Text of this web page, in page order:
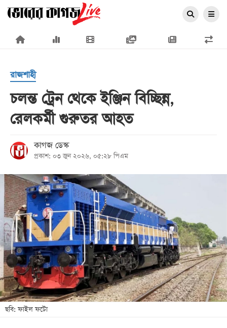
×
প্রচ্ছদ
জাতীয়
রাজনীতি
অর্থনীতি
আন্তর্জাতিক
সারাদেশ
খেলা
বিনোদন
লাইফ
স্টাইল
শিক্ষা
রাজশাহী
চলন্ত ট্রেন থেকে ইঞ্জিন বিচ্ছিন্ন,
রেলকর্মী গুরুতর আহত
কাগজ ডেস্ক
প্রকাশ: ০৩ জুন ২০২৬, ০৫:২৮ পিএম
ছবি: ফাইল ফটো